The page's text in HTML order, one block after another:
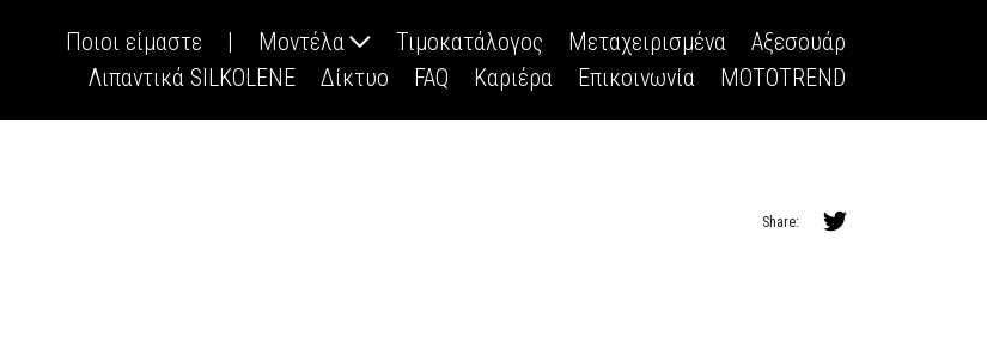
Ποιοι είμαστε | Μοντέλα Τιμοκατάλογος Μεταχειρισμένα
Αξεσουάρ
Λιπαντικά SILKOLENE
Δίκτυο FAQ Καριέρα Επικοινωνία MOTOTREND
Share: